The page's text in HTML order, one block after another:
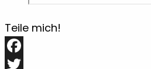
Teile mich!
Facebook